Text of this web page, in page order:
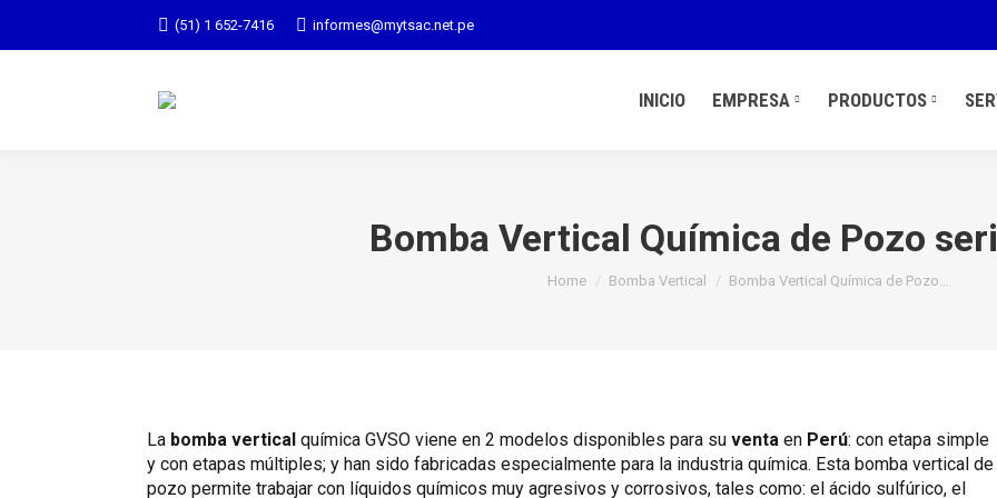
(51) 1 652-7416 informes@mytsac.net.pe
INICIO EMPRESA PRODUCTOS
Bomba Vertical Química de Pozo
You are here:
Home Bomba Vertical Bomba Vertical Química de Pozo…
La bomba vertical química GVSO viene en 2 modelos disponibles para su venta en Perú: con etapa simple
y con etapas múltiples; y han sido fabricadas especialmente para la industria química. Esta bomba vertical de
pozo permite trabajar con líquidos químicos muy agresivos y corrosivos, tales como: el ácido sulfúrico, el